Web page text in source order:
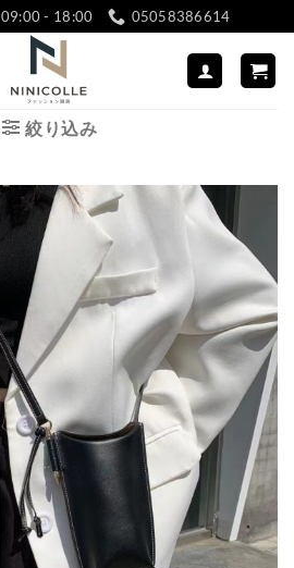
09:00 - 18:00 05058386614
絞り込み